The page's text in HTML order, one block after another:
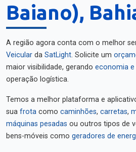
Baiano),
A região agora conta com o melhor
Veicular da SatLight. Solicite um
maior visibilidade, gerando economia
operação logística.
Temos a melhor plataforma e
sua frota como caminhões, carretas,
máquinas pesadas ou outros tipos de
bens-móveis como geradores de